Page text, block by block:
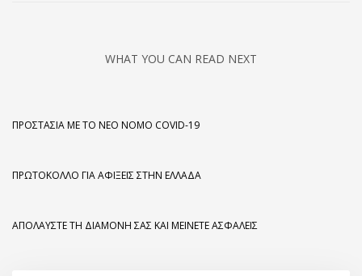
WHAT YOU CAN READ NEXT
ΠΡΟΣΤΑΣΊΑ ΜΕ ΤΟ ΝΈΟ ΝΌΜΟ COVID-19
ΠΡΩΤΌΚΟΛΛΟ ΓΙΑ ΑΦΊΞΕΙΣ ΣΤΗΝ ΕΛΛΆΔΑ
ΑΠΟΛΑΎΣΤΕ ΤΗ ΔΙΑΜΟΝΉ ΣΑΣ ΚΑΙ ΜΕΊΝΕΤΕ ΑΣΦΑΛΕΊΣ